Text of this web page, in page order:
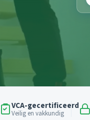
VCA-gecertificeerd
Veilig en vakkundig